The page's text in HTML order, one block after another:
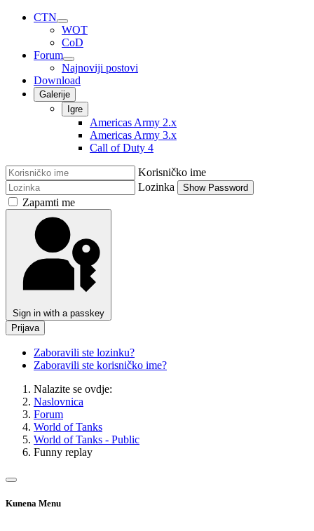
CTN
WOT
CoD
Forum
Najnoviji postovi
Download
Galerije
Igre
Americas Army 2.x
Americas Army 3.x
Call of Duty 4
Korisničko ime
Lozinka
Show Password
Zapamti me
Sign in with a passkey
Prijava
Zaboravili ste lozinku?
Zaboravili ste korisničko ime?
Nalazite se ovdje:
Naslovnica
Forum
World of Tanks
World of Tanks - Public
Funny replay
Kunena Menu